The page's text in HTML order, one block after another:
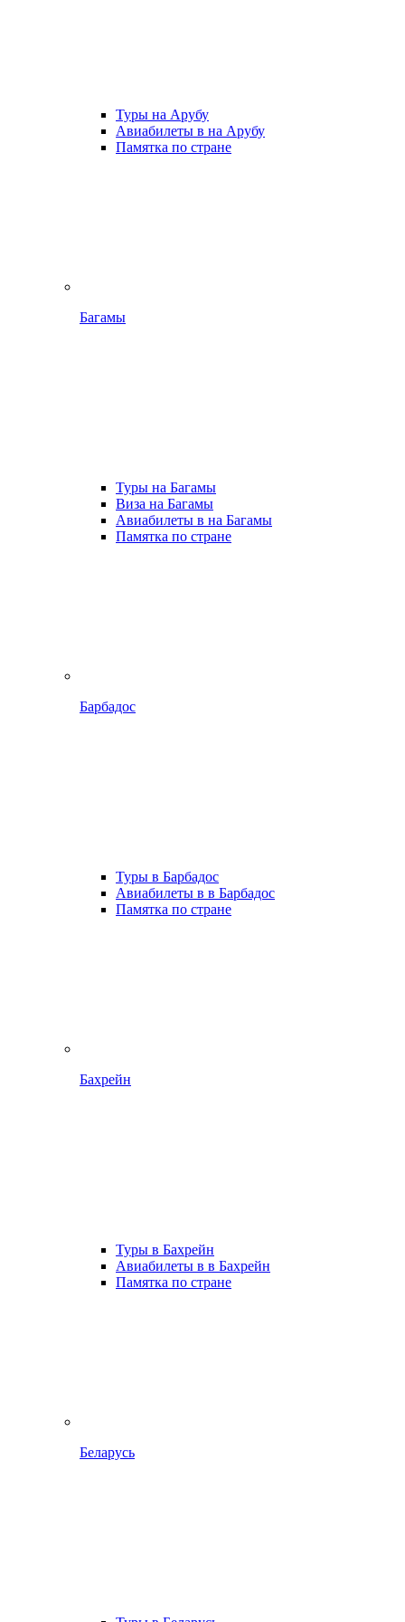
Туры на Арубу
Авиабилеты в на Арубу
Памятка по стране
Багамы
Туры на Багамы
Виза на Багамы
Авиабилеты в на Багамы
Памятка по стране
Барбадос
Туры в Барбадос
Авиабилеты в в Барбадос
Памятка по стране
Бахрейн
Туры в Бахрейн
Авиабилеты в в Бахрейн
Памятка по стране
Беларусь